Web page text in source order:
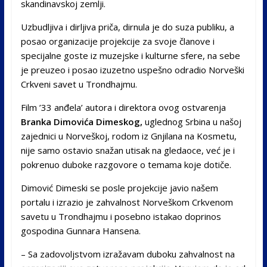
skandinavskoj zemlji.
Uzbudljiva i dirljiva priča, dirnula je do suza publiku, a
posao organizacije projekcije za svoje članove i
specijalne goste iz muzejske i kulturne sfere, na sebe
je preuzeo i posao izuzetno uspešno odradio Norveški
Crkveni savet u Trondhajmu.
Film ’33 anđela’ autora i direktora ovog ostvarenja
Branka Dimovića Dimeskog, uglednog Srbina u našoj
zajednici u Norveškoj, rodom iz Gnjilana na Kosmetu,
nije samo ostavio snažan utisak na gledaoce, već je i
pokrenuo duboke razgovore o temama koje dotiče.
Dimović Dimeski se posle projekcije javio našem
portalu i izrazio je zahvalnost Norveškom Crkvenom
savetu u Trondhajmu i posebno istakao doprinos
gospodina Gunnara Hansena.
– Sa zadovoljstvom izražavam duboku zahvalnost na